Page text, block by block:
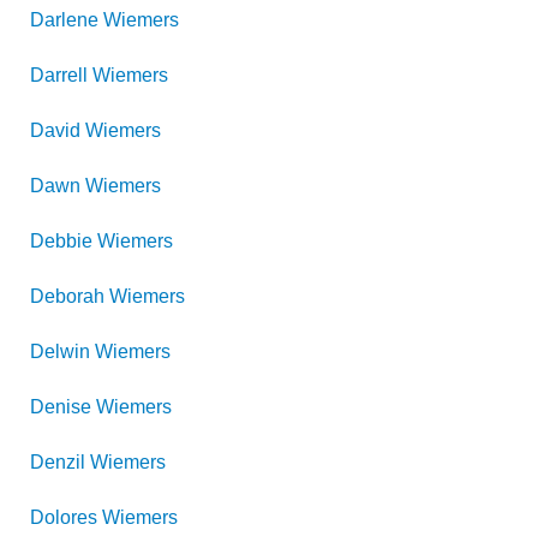
Darlene Wiemers
Darrell Wiemers
David Wiemers
Dawn Wiemers
Debbie Wiemers
Deborah Wiemers
Delwin Wiemers
Denise Wiemers
Denzil Wiemers
Dolores Wiemers